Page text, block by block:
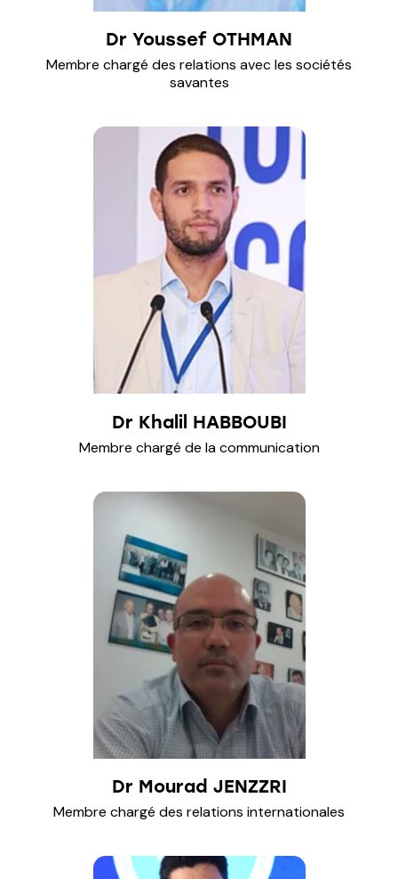
Dr Youssef OTHMAN
Membre chargé des relations avec les sociétés
savantes
Dr Khalil HABBOUBI
Membre chargé de la communication
Dr Mourad JENZZRI
Membre chargé des relations internationales